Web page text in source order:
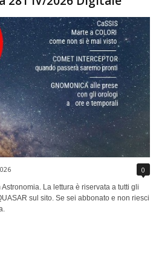
0
La lettura è riservata a tutti gli
sul sito. Se sei abbonato e non riesci